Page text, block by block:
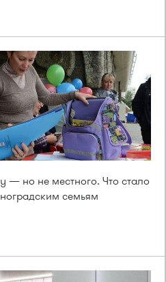
но не местного. Что стало
семьям